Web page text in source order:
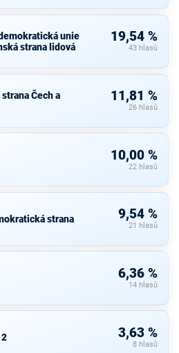
unie
strana lidová
19,54 %
43 hlasů
Čech a
11,81 %
26 hlasů
10,00 %
22 hlasů
strana 9,54 %
21 hlasů
6,36 %
14 hlasů
3,63 %
8 hlasů